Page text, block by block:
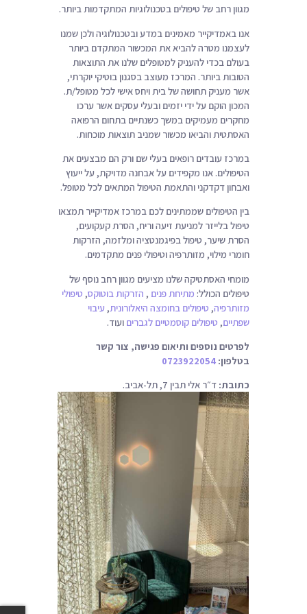
ניגודיות כהה
הוסף קו תחתון לקישורים
סמן קישורים
ל
א
פ
ס
ת
כ
ל
א
פ
ש
ר
מגוון רחב של טיפולים בטכנולוגיות המתקדמות ביותר.
אנו באמדיקייר מאמינים במדע ובטכנולוגיה ולכן שמנו
לעצמנו מטרה להביא את המכשור המתקדם ביותר
בעולם בכדי להעניק למטופלים שלנו את התוצאות
הטובות ביותר. המרכז מעוצב בסגנון בוטיקי יוקרתי,
אשר מעניק תחושה של בית ויחס אישי לכל מטופל/ת.
המכון הוקם על ידי יזמים ובעלי עסקים אשר ערכו
מחקרים מעמיקים במשך כשנתיים בתחום הרפואה
האסתטית והביאו מכשור שמניב תוצאות מוכחות.
במרכז עובדים רופאים בעלי שם ורק הם מבצעים את
הטיפולים. אנו מקפידים על אבחנה מדויקת, על ייעוץ
ואבחון דקדקני והתאמת הטיפול המתאים לכל מטופל.
בין הטיפולים שממתינים לכם במרכז אמדיקייר תמצאו
טיפול בלייזר למניעת זיעה וריח, הסרת קעקועים,
הסרת שיער, טיפול בפיגמנטציה ומלזמה, הזרקות
חומרי מילוי, מזותרפיה וטיפולי פנים מתקדמים.
מומחי האסתטיקה שלנו מציעים מגוון רחב נוסף של
טיפולים הכולל: מתיחת פנים , הזרקות בוטוקס, טיפולי
מזותרפיה, טיפולים בחומצה היאלורונית, עיבוי
שפתיים, טיפולים קוסמטיים לגברים ועוד.
לפרטים נוספים ותיאום פגישה, צור קשר
בטלפון: 0723922054
כתובת: ד״ר אלי תבין 7, תל-אביב.